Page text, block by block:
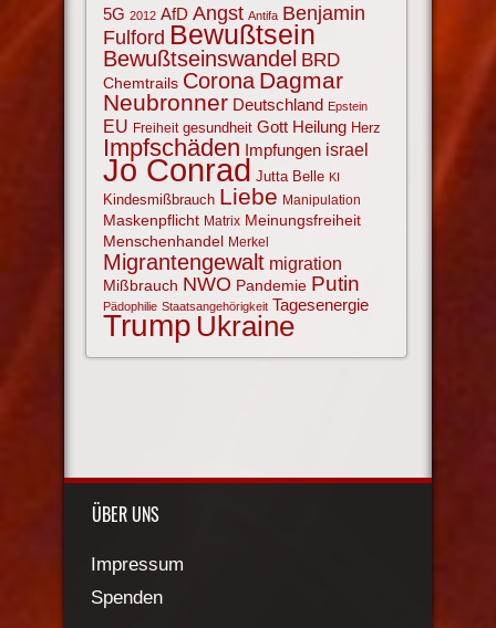
5G 2012 AfD Angst Antifa Benjamin
Fulford Bewußtsein
Bewußtseinswandel BRD
Chemtrails Corona Dagmar
Neubronner Deutschland Epstein
EU Freiheit gesundheit Gott Heilung Herz
Impfschäden Impfungen israel
Jo Conrad Jutta Belle KI
Kindesmißbrauch Liebe Manipulation
Maskenpflicht Matrix Meinungsfreiheit
Menschenhandel Merkel
Migrantengewalt migration
Mißbrauch NWO Pandemie Putin
Pädophilie Staatsangehörigkeit Tagesenergie
Trump Ukraine
ÜBER UNS
Impressum
Spenden